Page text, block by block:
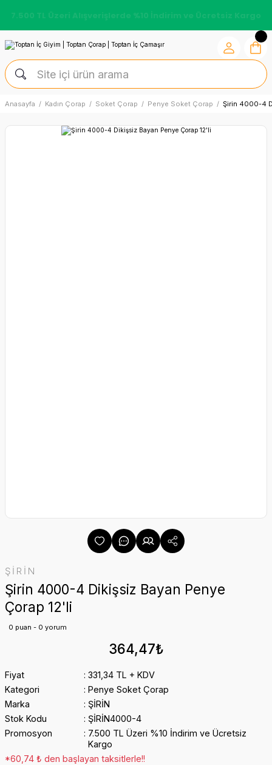
7.500 TL Üzeri Alışverişlerde %10 İndirim ve Ücretsiz Kargo
Anasayfa Kadın Çorap Soket Çorap Penye Soket Çorap Şirin 4000-4
ŞİRİN
Şirin 4000-4 Dikişsiz Bayan Penye
Çorap 12'li
0 puan - 0 yorum
364,47₺
Fiyat
331,34 TL + KDV
Kategori
Penye Soket Çorap
Marka
ŞİRİN
Stok Kodu
ŞİRİN4000-4
Promosyon
7.500 TL Üzeri %10 İndirim ve Ücretsiz
Kargo
*60,74 ₺ den başlayan taksitlerle!!